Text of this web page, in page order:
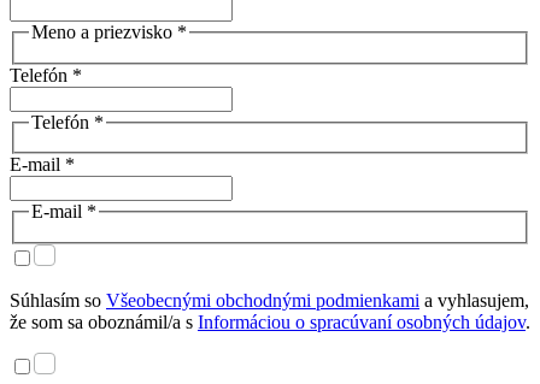
Meno a priezvisko *
Telefón *
Telefón *
E-mail *
E-mail *
Súhlasím so Všeobecnými obchodnými podmienkami a vyhlasujem,
že som sa oboznámil/a s Informáciou o spracúvaní osobných údajov.